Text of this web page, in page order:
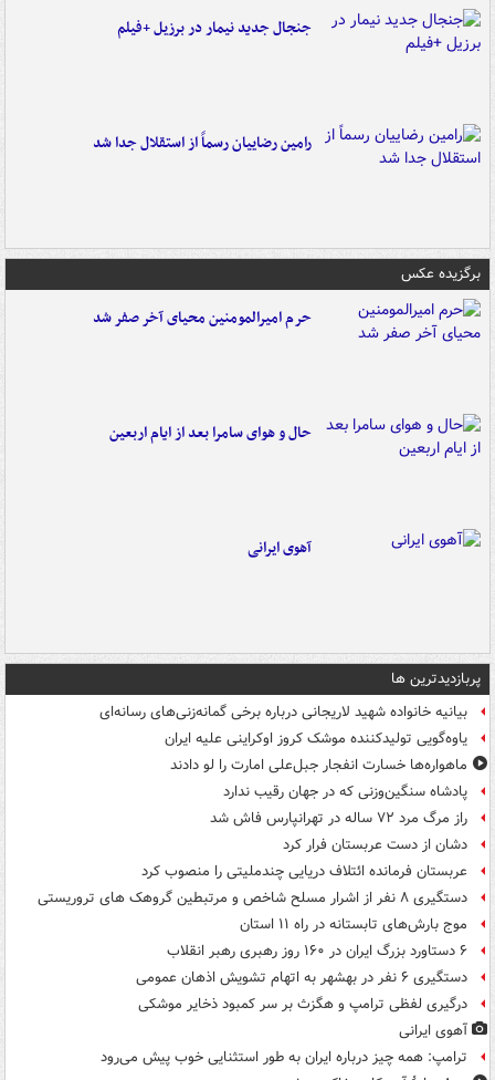
جنجال جدید نیمار در برزیل +فیلم
رامین رضاییان رسماً از استقلال جدا شد
برگزیده عکس
حرم امیرالمومنین محیای آخر صفر شد
حال و هوای سامرا بعد از ایام اربعین
آهوی ایرانی
پربازدیدترین ها
بیانیه خانواده شهید لاریجانی درباره برخی گمانه‌زنی‌های رسانه‌ای
یاوه‌گویی تولیدکننده موشک کروز اوکراینی علیه ایران
ماهواره‌ها خسارت انفجار جبل‌علی امارت را لو دادند
پادشاه سنگین‌وزنی که در جهان رقیب ندارد
راز مرگ مرد ۷۲ ساله در تهرانپارس فاش شد
دشان از دست عربستان فرار کرد
عربستان فرمانده ائتلاف دریایی چندملیتی را منصوب کرد
دستگیری ۸ نفر از اشرار مسلح شاخص و مرتبطین گروهک های تروریستی
موج بارش‌های تابستانه در راه ۱۱ استان
۶ دستاورد بزرگ ایران در ۱۶۰ روز رهبری رهبر انقلاب
دستگیری ۶ نفر در بهشهر به اتهام تشویش اذهان عمومی
درگیری لفظی ترامپ و هگزث بر سر کمبود ذخایر موشکی
آهوی ایرانی
ترامپ: همه چیز درباره ایران به طور استثنایی خوب پیش می‌رود